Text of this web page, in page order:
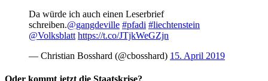
Da würde ich auch einen Leserbrief
schreiben.@gangdeville #pfadi #liechtenstein
@Volksblatt https://t.co/JTjkWeGZjn
— Christian Bosshard (@cbosshard) 15. April 2019